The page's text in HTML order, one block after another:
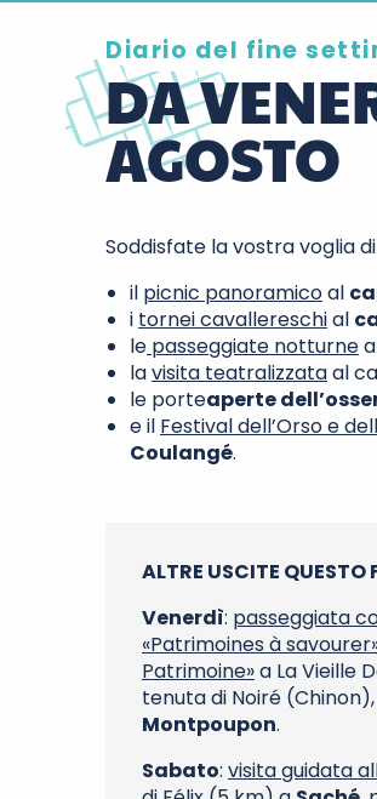
Diario del fine
DA
AGOSTO
Soddisfate la vostra voglia
il picnic panoramicoal
i tornei cavallereschial
le passeggiate notturne
lavisita teatralizzataal
le porteaperte
e il Festival dell’Orso e
Coulangé.
ALTRE USCITE QUESTO
Venerdì: passeggiata
«Patrimoines à
Patrimoine»a La Vieille
tenuta di Noiré (Chinon),
Montpoupon.
Sabato: visita guidata